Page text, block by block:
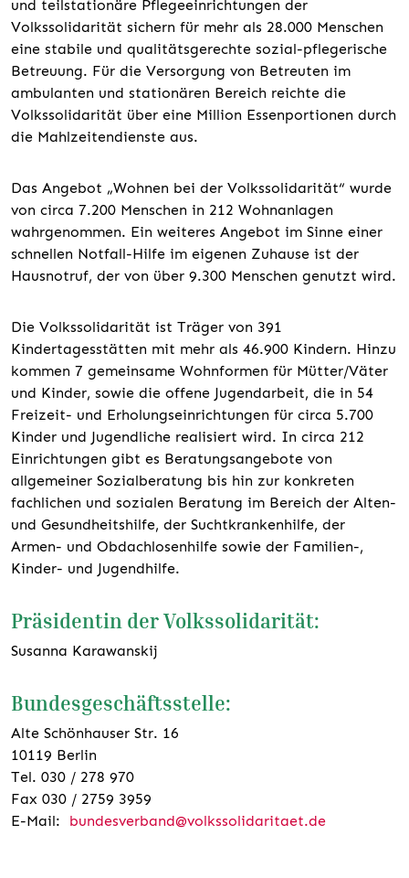
und teilstationäre Pflegeeinrichtungen der
Volkssolidarität sichern für mehr als 28.000 Menschen
eine stabile und qualitätsgerechte sozial-pflegerische
Betreuung. Für die Versorgung von Betreuten im
ambulanten und stationären Bereich reichte die
Volkssolidarität über eine Million Essenportionen durch
die Mahlzeitendienste aus.
Das Angebot „Wohnen bei der Volkssolidarität“ wurde
von circa 7.200 Menschen in 212 Wohnanlagen
wahrgenommen. Ein weiteres Angebot im Sinne einer
schnellen Notfall-Hilfe im eigenen Zuhause ist der
Hausnotruf, der von über 9.300 Menschen genutzt wird.
Die Volkssolidarität ist Träger von 391
Kindertagesstätten mit mehr als 46.900 Kindern. Hinzu
kommen 7 gemeinsame Wohnformen für Mütter/Väter
und Kinder, sowie die offene Jugendarbeit, die in 54
Freizeit- und Erholungseinrichtungen für circa 5.700
Kinder und Jugendliche realisiert wird. In circa 212
Einrichtungen gibt es Beratungsangebote von
allgemeiner Sozialberatung bis hin zur konkreten
fachlichen und sozialen Beratung im Bereich der Alten-
und Gesundheitshilfe, der Suchtkrankenhilfe, der
Armen- und Obdachlosenhilfe sowie der Familien-,
Kinder- und Jugendhilfe.
Präsidentin der Volkssolidarität:
Susanna Karawanskij
Bundesgeschäftsstelle:
Alte Schönhauser Str. 16
10119 Berlin
Tel. 030 / 278 970
Fax 030 / 2759 3959
E-Mail: bundesverband@volkssolidaritaet.de